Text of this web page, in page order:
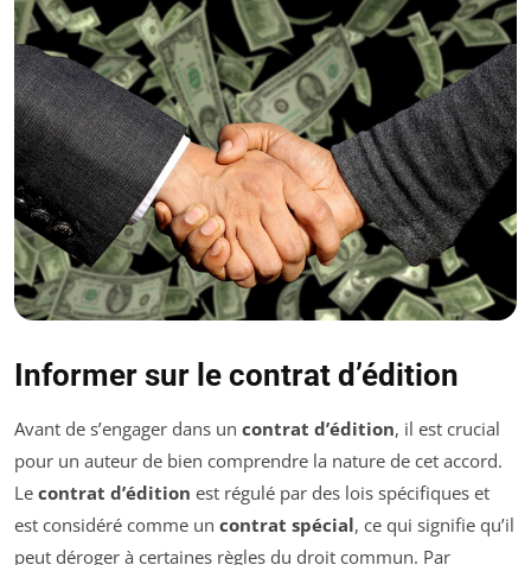
Informer sur le contrat d’édition
Avant de s’engager dans un contrat d’édition, il est crucial
pour un auteur de bien comprendre la nature de cet accord.
Le contrat d’édition est régulé par des lois spécifiques et
est considéré comme un contrat spécial, ce qui signifie qu’il
peut déroger à certaines règles du droit commun. Par